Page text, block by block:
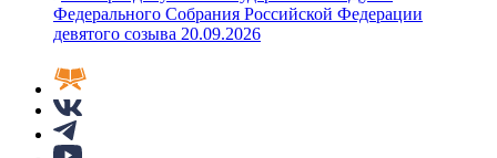
Федерального Собрания Российской Федерации
девятого созыва 20.09.2026